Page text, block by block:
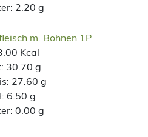
2.20 g
m. Bohnen 1P
Kcal
30.70 g
27.60 g
6.50 g
0.00 g